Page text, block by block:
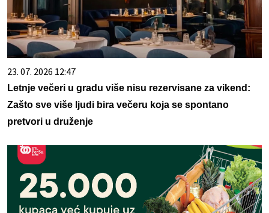
23. 07. 2026 12:47
Letnje večeri u gradu više nisu rezervisane za vikend:
Zašto sve više ljudi bira večeru koja se spontano
pretvori u druženje